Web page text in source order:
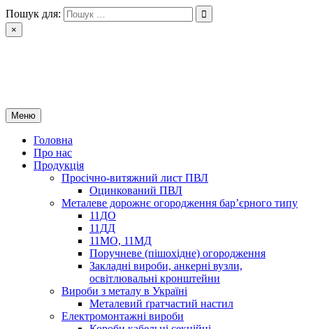
Перейти
до
вмісту
Пошук для:
×
Меню
Головна
Про нас
Продукція
Просічно-витяжний лист ПВЛ
Оцинкований ПВЛ
Металеве дорожнє огородження бар’єрного типу
11ДО
11ДД
11МО, 11МД
Поручневе (пішохідне) огородження
Закладні вироби, анкерні вузли,
освітлювальні кронштейни
Вироби з металу в Україні
Металевий ґратчастий настил
Електромонтажні вироби